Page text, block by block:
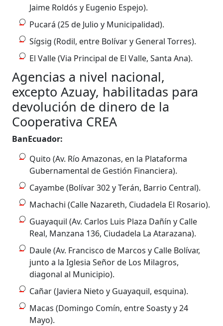
Jaime Roldós y Eugenio Espejo).
Pucará (25 de Julio y Municipalidad).
Sígsig (Rodil, entre Bolívar y General Torres).
El Valle (Via Principal de El Valle, Santa Ana).
Agencias a nivel nacional,
excepto Azuay, habilitadas para
devolución de dinero de la
Cooperativa CREA
BanEcuador:
Quito (Av. Río Amazonas, en la Plataforma
Gubernamental de Gestión Financiera).
Cayambe (Bolívar 302 y Terán, Barrio Central).
Machachi (Calle Nazareth, Ciudadela El Rosario).
Guayaquil (Av. Carlos Luis Plaza Dañín y Calle
Real, Manzana 136, Ciudadela La Atarazana).
Daule (Av. Francisco de Marcos y Calle Bolívar,
junto a la Iglesia Señor de Los Milagros,
diagonal al Municipio).
Cañar (Javiera Nieto y Guayaquil, esquina).
Macas (Domingo Comín, entre Soasty y 24
Mayo).